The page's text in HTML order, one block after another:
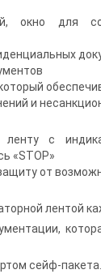
окно для
и
с
«STOP»
от
лентой
сейф-пакета.